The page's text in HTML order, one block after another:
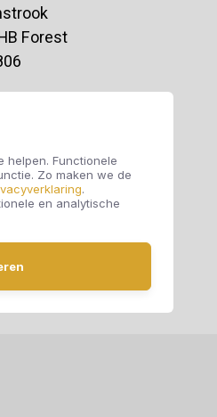
helpen. Functionele
Zo maken we de
.
en analytische
Forest